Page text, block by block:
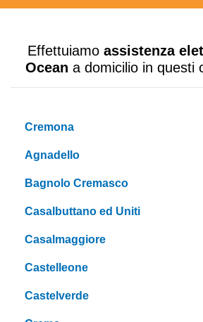
Effettuiamo assistenza
Ocean a domicilio in questi
Cremona
Agnadello
Bagnolo Cremasco
Casalbuttano ed Uniti
Casalmaggiore
Castelleone
Castelverde